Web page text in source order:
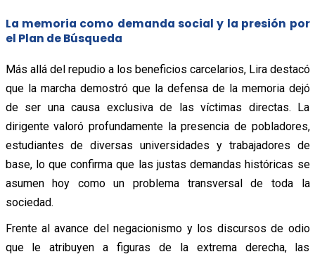
La memoria como demanda social y la presión por
el Plan de Búsqueda
Más allá del repudio a los beneficios carcelarios, Lira destacó
que la marcha demostró que la defensa de la memoria dejó
de ser una causa exclusiva de las víctimas directas. La
dirigente valoró profundamente la presencia de pobladores,
estudiantes de diversas universidades y trabajadores de
base, lo que confirma que las justas demandas históricas se
asumen hoy como un problema transversal de toda la
sociedad.
Frente al avance del negacionismo y los discursos de odio
que le atribuyen a figuras de la extrema derecha, las